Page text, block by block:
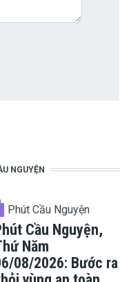
NGUYỆN
Phút Cầu Nguyện
Cầu Nguyện,
Năm
08/2026: Bước ra